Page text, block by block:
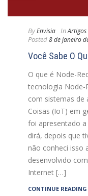
ByEnvisia InArtigos
Posted8 de janeiro
Você Sabe O
O que é Node-
tecnologia Node-
com sistemas de
Coisas (IoT) em
foi apresentado
dirá, depois que
não conheci isso
desenvolvido
Internet […]
CONTINUE READING